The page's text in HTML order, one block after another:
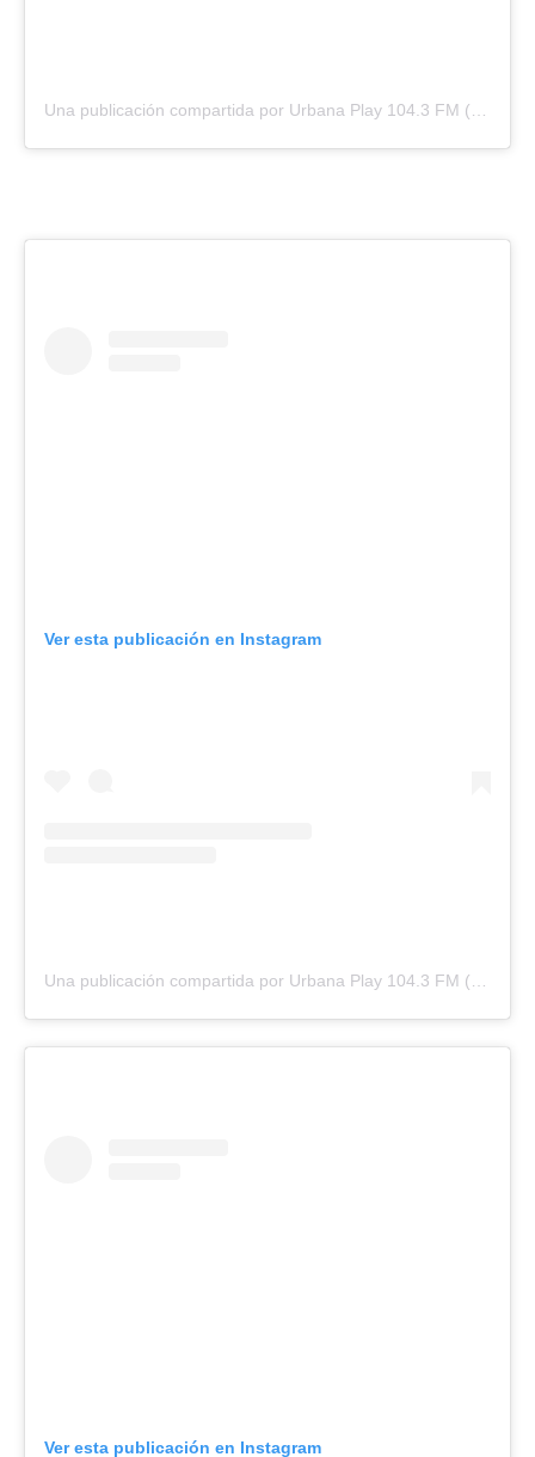
Una publicación compartida por Urbana Play 104.3 FM (@urbanaplayfm)
Ver esta publicación en Instagram
Ver esta publicación en Instagram